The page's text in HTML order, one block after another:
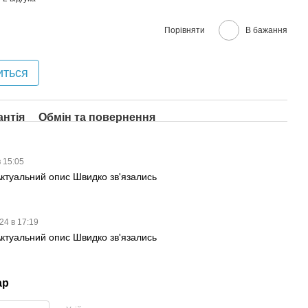
Порівняти В бажання
Обмін та повернення
15:05
опис Швидко зв'язались
в 17:19
опис Швидко зв'язались